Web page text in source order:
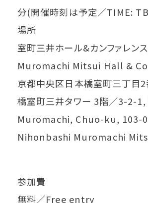
分(開催時刻は予定／TIME:
場所
室町三井ホール&カンファレン
Muromachi Mitsui Hall &
京都中央区日本橋室町三丁
橋室町三井タワー 3階／3-2-
Muromachi, Chuo-ku, 103-
Nihonbashi Muromachi
参加費
無料／Free entry